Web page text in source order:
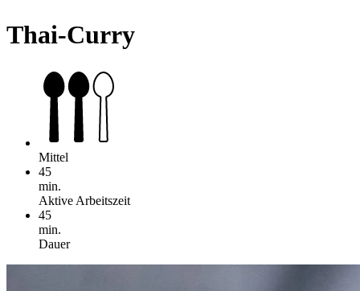
Thai-Curry
Mittel
45
min.
Aktive Arbeitszeit
45
min.
Dauer